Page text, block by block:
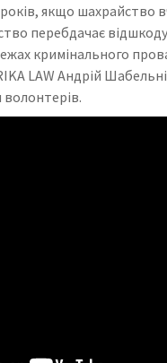
якщо шахрайство
перебдачає
кримінального
LAW Андрій
волонтерів.